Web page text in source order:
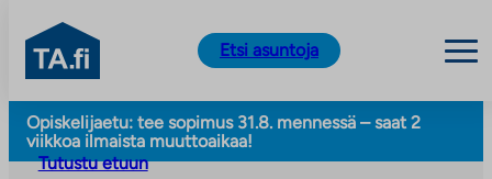
Siirry
sisältöön
TA.fi
Etsi asuntoja
Opiskelijaetu: tee sopimus 31.8. mennessä – saat 2
viikkoa ilmaista muuttoaikaa!
Tutustu etuun